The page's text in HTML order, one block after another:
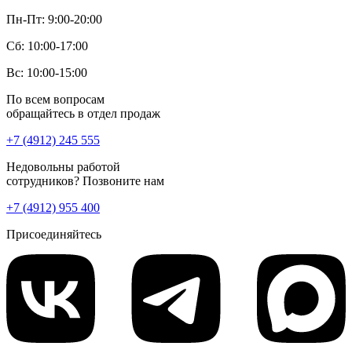
Пн-Пт: 9:00-20:00
Сб: 10:00-17:00
Вс: 10:00-15:00
По всем вопросам
обращайтесь в отдел продаж
+7 (4912) 245 555
Недовольны работой
сотрудников? Позвоните нам
+7 (4912) 955 400
Присоединяйтесь